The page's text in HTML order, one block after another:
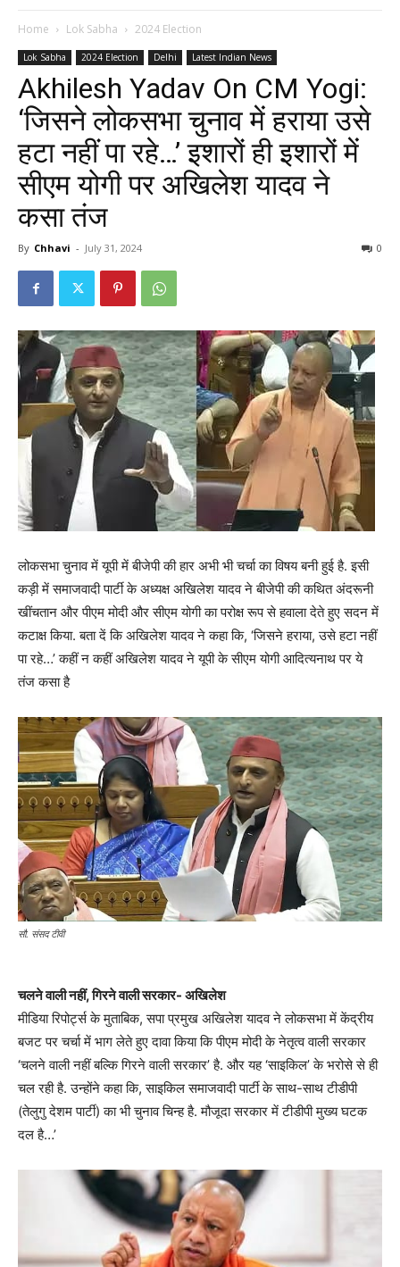
Home Lok Sabha 2024 Election
Lok Sabha 2024 Election Delhi Latest Indian News
Akhilesh Yadav On CM Yogi:
‘जिसने लोकसभा चुनाव में हराया उसे
हटा नहीं पा रहे…’ इशारों ही इशारों में
सीएम योगी पर अखिलेश यादव ने
कसा तंज
By Chhavi - July 31, 2024 0
लोकसभा चुनाव में यूपी में बीजेपी की हार अभी भी चर्चा का विषय बनी हुई है. इसी
कड़ी में समाजवादी पार्टी के अध्यक्ष अखिलेश यादव ने बीजेपी की कथित अंदरूनी
खींचतान और पीएम मोदी और सीएम योगी का परोक्ष रूप से हवाला देते हुए सदन में
कटाक्ष किया. बता दें कि अखिलेश यादव ने कहा कि, ‘जिसने हराया, उसे हटा नहीं
पा रहे…’ कहीं न कहीं अखिलेश यादव ने यूपी के सीएम योगी आदित्यनाथ पर ये
तंज कसा है
सौ. संसद टीवी
चलने वाली नहीं, गिरने वाली सरकार- अखिलेश
मीडिया रिपोर्ट्स के मुताबिक, सपा प्रमुख अखिलेश यादव ने लोकसभा में केंद्रीय
बजट पर चर्चा में भाग लेते हुए दावा किया कि पीएम मोदी के नेतृत्व वाली सरकार
‘चलने वाली नहीं बल्कि गिरने वाली सरकार’ है. और यह ‘साइकिल’ के भरोसे से ही
चल रही है. उन्होंने कहा कि, साइकिल समाजवादी पार्टी के साथ-साथ टीडीपी
(तेलुगु देशम पार्टी) का भी चुनाव चिन्ह है. मौजूदा सरकार में टीडीपी मुख्य घटक
दल है…’